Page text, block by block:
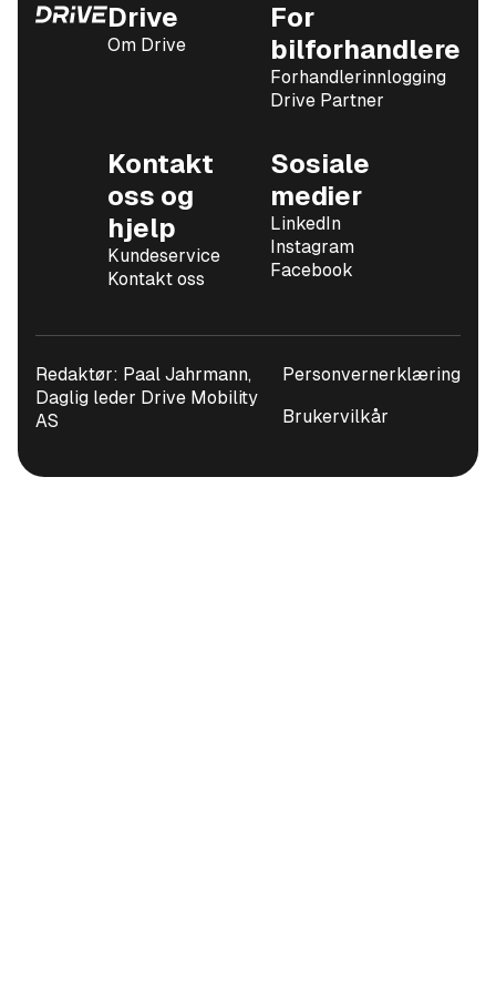
Drive
Om Drive
For
bilforhandlere
Forhandlerinnlogging
Drive Partner
Kontakt
oss og
hjelp
Kundeservice
Kontakt oss
Sosiale
medier
LinkedIn
Instagram
Facebook
Redaktør: Paal Jahrmann,
Daglig leder Drive Mobility
AS
Personvernerklæring
Brukervilkår